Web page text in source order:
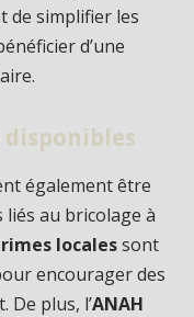
de simplifier les
d’une
également être
au bricolage à
localessont
encourager des
De plus, l’ANAH